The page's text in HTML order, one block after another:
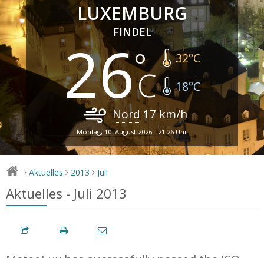
LUXEMBURG
FINDEL
26 32°C
18°C
Nord 17km/h
Montag, 10. August 2026 - 21:26 Uhr
> Aktuelles > 2013 > Juli
Aktuelles - Juli 2013